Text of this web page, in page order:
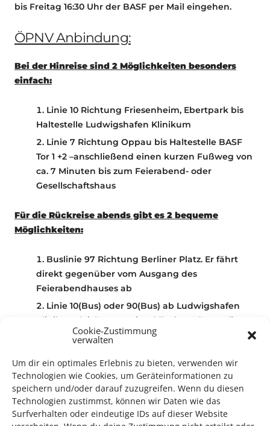
Cookie-Zustimmung
verwalten
Um dir ein optimales Erlebnis zu bieten, verwenden wir
Technologien wie Cookies, um Geräteinformationen zu
speichern und/oder darauf zuzugreifen. Wenn du diesen
Technologien zustimmst, können wir Daten wie das
Surfverhalten oder eindeutige IDs auf dieser Website
bis Freitag 16:30 Uhr der BASF per Mail eingehen.
ÖPNV Anbindung:
Bei der Hinreise sind 2 Möglichkeiten besonders
einfach:
Linie 10 Richtung Friesenheim, Ebertpark bis
Haltestelle Ludwigshafen Klinikum
Linie 7 Richtung Oppau bis Haltestelle BASF
Tor 1 +2 –anschließend einen kurzen Fußweg von
ca. 7 Minuten bis zum Feierabend- oder
Gesellschaftshaus
Für die Rückreise abends gibt es 2 bequeme
Möglichkeiten:
Buslinie 97 Richtung Berliner Platz. Er fährt
direkt gegenüber vom Ausgang des
Feierabendhauses ab
Linie 10(Bus) oder 90(Bus) ab Ludwigshafen
Klinikum (Richtung Luitpoldhafen oder Berliner
Platz) bis Haltestelle Berliner Platz
Konzert